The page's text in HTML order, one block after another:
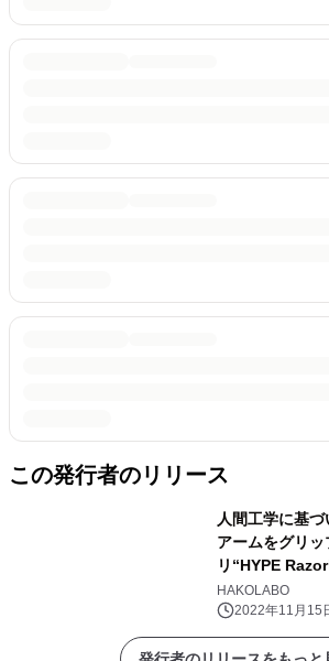
この発行者のリリース
人間工学に基
アームをグリ
リ“HYPE
達成
HAKOLABO
2022年11月15